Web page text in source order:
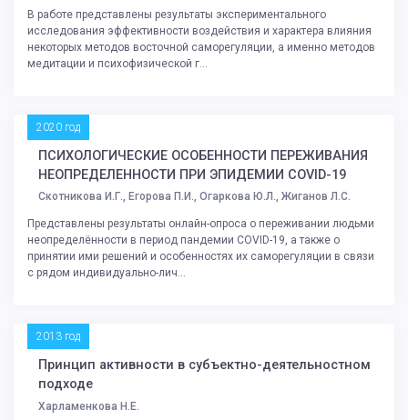
В работе представлены результаты экспериментального
исследования эффективности воздействия и характера влияния
некоторых методов восточной саморегуляции, а именно методов
медитации и психофизической г...
2020 год
ПСИХОЛОГИЧЕСКИЕ ОСОБЕННОСТИ ПЕРЕЖИВАНИЯ
НЕОПРЕДЕЛЕННОСТИ ПРИ ЭПИДЕМИИ COVID-19
Скотникова И.Г., Егорова П.И., Огаркова Ю.Л., Жиганов Л.С.
Представлены результаты онлайн-опроса о переживании людьми
неопределённости в период пандемии COVID-19, а также о
принятии ими решений и особенностях их саморегуляции в связи
с рядом индивидуально-лич...
2013 год
Принцип активности в субъектно-деятельностном
подходе
Харламенкова Н.Е.